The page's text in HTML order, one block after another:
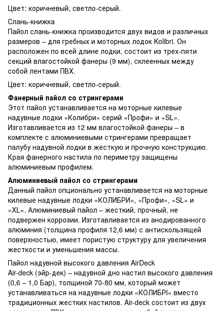
Цвет: коричневый, светло-серый.
Слань-книжка
Пайол слань-книжка производится двух видов и различных
размеров – для гребных и моторных лодок Kolibri. Он
расположен по всей длине лодки, состоит из трех-пяти
секций влагостойкой фанеры (9 мм), склеенных между
собой лентами ПВХ.
Цвет: коричневый, светло-серый.
Фанерный пайол со стрингерами
Этот пайол устанавливается на моторные килевые
надувные лодки «Колибри» серий «Профи» и «SL».
Изготавливается из 12 мм влагостойкой фанеры – в
комплекте с алюминиевыми стрингерами превращает
палубу надувной лодки в жесткую и прочную конструкцию.
Края фанерного настила по периметру защищены
алюминиевым профилем.
Алюминиевый пайол со стрингерами
Данный пайол опционально устанавливается на моторные
килевые надувные лодки «КОЛИБРИ», «Профи», «SL» и
«XL». Алюминиевый пайол – жесткий, прочный, не
подвержен коррозии. Изготавливается из анодированного
алюминия (толщина профиля 12,6 мм) с антискользящей
поверхностью, имеет пористую структуру для увеличения
жесткости и уменьшения массы.
Пайол надувной высокого давления AirDeck
Air-deck (эйр-дек) – надувной дно настил высокого давления
(0,6 – 1,0 Бар), толщиной 70-80 мм, который может
устанавливаться на надувные лодки «КОЛИБРІ» вместо
традиционных жестких настилов. Air-deck состоит из двух